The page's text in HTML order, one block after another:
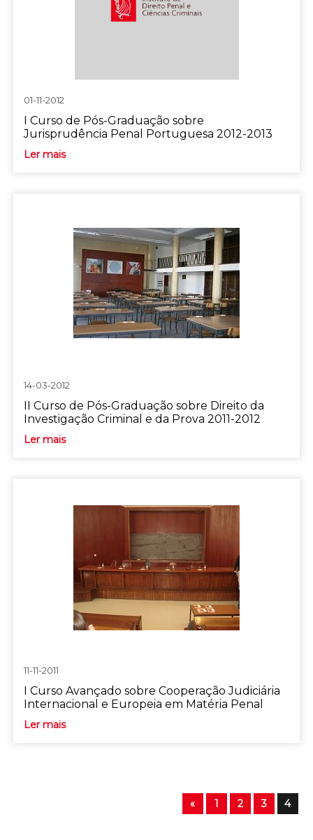
01-11-2012
I Curso de Pós-Graduação sobre
Jurisprudência Penal Portuguesa 2012-2013
Ler mais
14-03-2012
II Curso de Pós-Graduação sobre Direito da
Investigação Criminal e da Prova 2011-2012
Ler mais
11-11-2011
I Curso Avançado sobre Cooperação Judiciária
Internacional e Europeia em Matéria Penal
Ler mais
« 1 2 3 4